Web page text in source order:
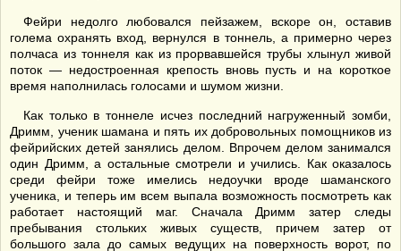
Фейри недолго любовался пейзажем, вскоре он, оставив
голема охранять вход, вернулся в тоннель, а примерно через
полчаса из тоннеля как из прорвавшейся трубы хлынул живой
поток — недостроенная крепость вновь пусть и на короткое
время наполнилась голосами и шумом жизни.
Как только в тоннеле исчез последний нагруженный зомби,
Дримм, ученик шамана и пять их добровольных помощников из
фейрийских детей занялись делом. Впрочем делом занимался
один Дримм, а остальные смотрели и учились. Как оказалось
среди фейри тоже имелись недоучки вроде шаманского
ученика, и теперь им всем выпала возможность посмотреть как
работает настоящий маг. Сначала Дримм затер следы
пребывания стольких живых существ, причем затер от
большого зала до самых ведущих на поверхность ворот, по